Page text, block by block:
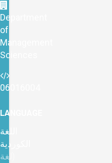
Department
of
Management
Sciences
06016004
LANGUAGE
اللغة
الكوردية
(لغة